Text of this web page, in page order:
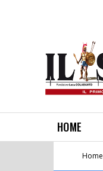
HOME
Home